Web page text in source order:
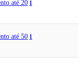
até 20 1
até 50 1